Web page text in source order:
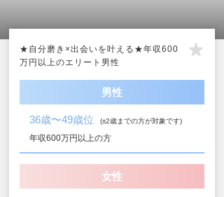
★自分磨き×出会いを叶える★年収600
万円以上のエリート男性
男性
36歳〜49歳位 (±2歳までの方が対象です)
年収600万円以上の方
女性